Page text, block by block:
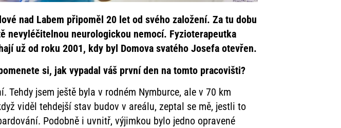
nad Labem připoměl 20 let od svého založení. Za tu dobu
nevyléčitelnou neurologickou nemocí. Fyzioterapeutka
už od roku 2001, kdy byl Domova svatého Josefa otevřen.
si, jak vypadal váš první den na tomto pracovišti?
jsem ještě byla v rodném Nymburce, ale v 70 km
viděl tehdejší stav budov v areálu, zeptal se mě, jestli to
Podobně i uvnitř, výjimkou bylo jedno opravené